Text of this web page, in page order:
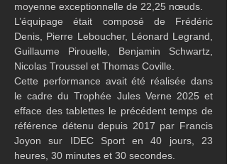
moyenne exceptionnelle de 22,25 nœuds.
L’équipage était composé de Frédéric
Denis, Pierre Leboucher, Léonard Legrand,
Guillaume Pirouelle, Benjamin Schwartz,
Nicolas Troussel et Thomas Coville.
Cette performance avait été réalisée dans
le cadre du Trophée Jules Verne 2025 et
efface des tablettes le précédent temps de
référence détenu depuis 2017 par Francis
Joyon sur IDEC Sport en 40 jours, 23
heures, 30 minutes et 30 secondes.